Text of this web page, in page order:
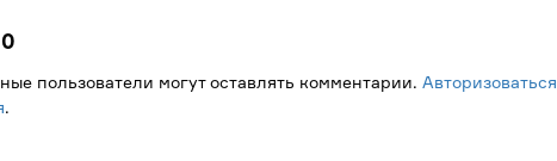
0
пользователи могут оставлять комментарии. Авторизоваться
.